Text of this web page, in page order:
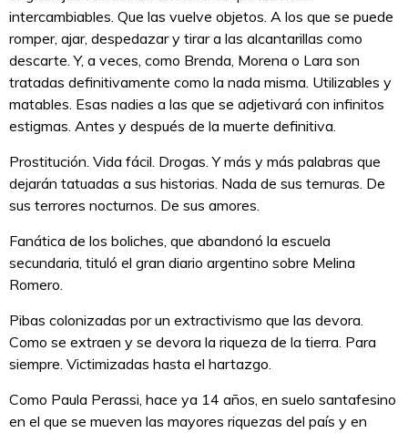
intercambiables. Que las vuelve objetos. A los que se puede
romper, ajar, despedazar y tirar a las alcantarillas como
descarte. Y, a veces, como Brenda, Morena o Lara son
tratadas definitivamente como la nada misma. Utilizables y
matables. Esas nadies a las que se adjetivará con infinitos
estigmas. Antes y después de la muerte definitiva.
Prostitución. Vida fácil. Drogas. Y más y más palabras que
dejarán tatuadas a sus historias. Nada de sus ternuras. De
sus terrores nocturnos. De sus amores.
Fanática de los boliches, que abandonó la escuela
secundaria, tituló el gran diario argentino sobre Melina
Romero.
Pibas colonizadas por un extractivismo que las devora.
Como se extraen y se devora la riqueza de la tierra. Para
siempre. Victimizadas hasta el hartazgo.
Como Paula Perassi, hace ya 14 años, en suelo santafesino
en el que se mueven las mayores riquezas del país y en